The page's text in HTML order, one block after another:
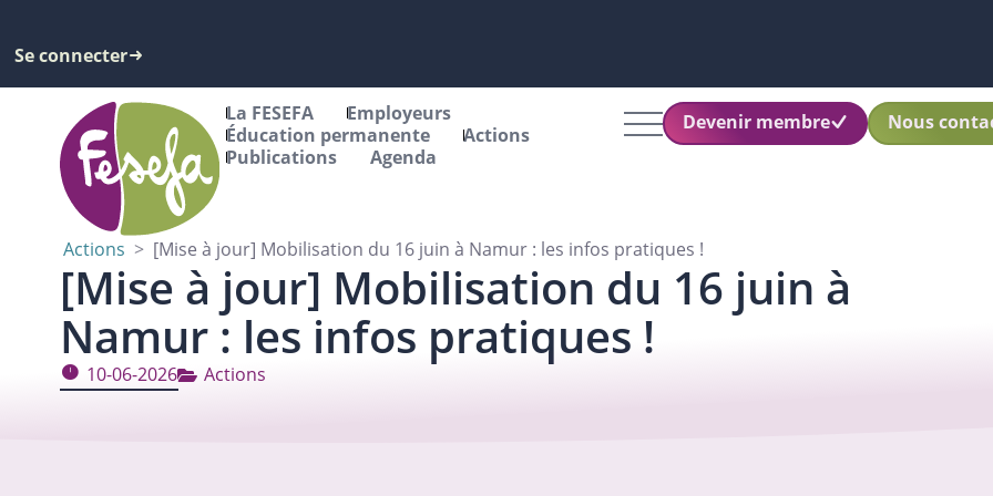
Se connecter
La FESEFA
Employeurs
Éducation permanente
Actions
Publications
Agenda
Devenir membre Nous
Actions > [Mise à jour] Mobilisation du 16 juin à Namur : les infos pratiques !
[Mise à jour] Mobilisation du 16 juin à
Namur : les infos pratiques !
10-06-2026 Actions